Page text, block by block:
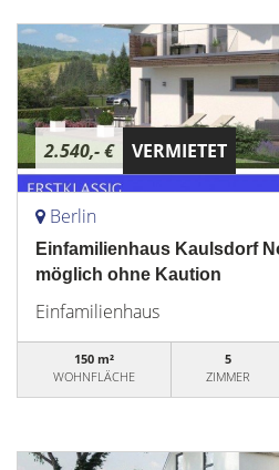
2.540,- € VERMIETET
Berlin
Einfamilienhaus Kaulsdorf
möglich ohne Kaution
Einfamilienhaus
150 m²
WOHNFLÄCHE
5
ZIMMER